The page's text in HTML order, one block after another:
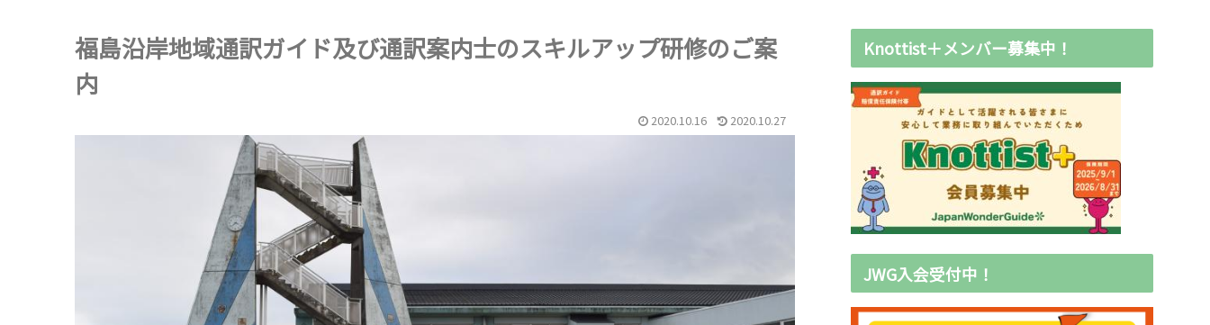
福島沿岸地域通訳ガイド及び通訳案内士のスキルアップ研修のご案
内
2020.10.16 2020.10.27
Knottist＋メンバー募集中！
JWG入会受付中！